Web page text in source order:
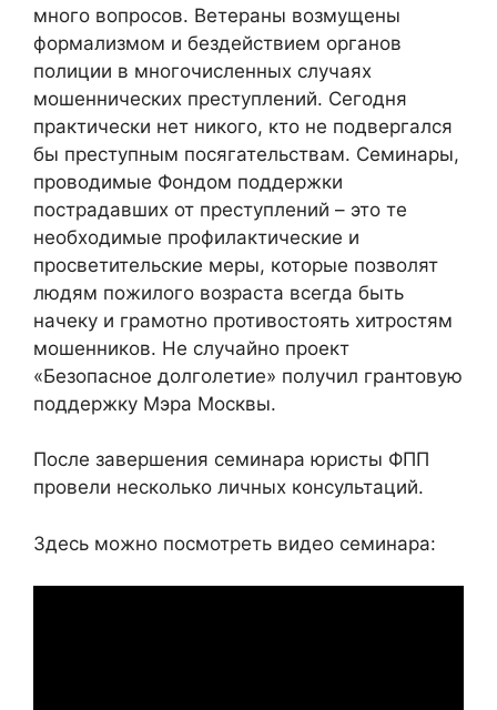
много вопросов. Ветераны возмущены
формализмом и бездействием органов
полиции в многочисленных случаях
мошеннических преступлений. Сегодня
практически нет никого, кто не подвергался
бы преступным посягательствам. Семинары,
проводимые Фондом поддержки
пострадавших от преступлений – это те
необходимые профилактические и
просветительские меры, которые позволят
людям пожилого возраста всегда быть
начеку и грамотно противостоять хитростям
мошенников. Не случайно проект
«Безопасное долголетие» получил грантовую
поддержку Мэра Москвы.
После завершения семинара юристы ФПП
провели несколько личных консультаций.
Здесь можно посмотреть видео семинара: